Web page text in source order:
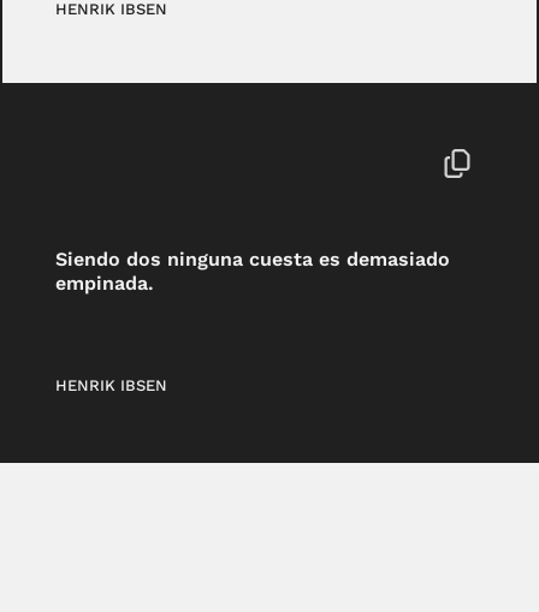
HENRIK IBSEN
Siendo dos ninguna cuesta es demasiado
empinada.
HENRIK IBSEN